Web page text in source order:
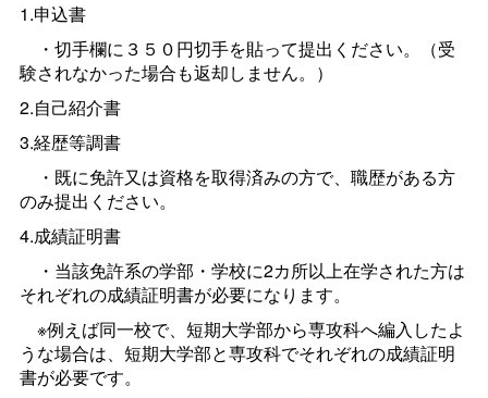
1.申込書
・切手欄に３５０円切手を貼って提出ください。（受
験されなかった場合も返却しません。）
2.自己紹介書
3.経歴等調書
・既に免許又は資格を取得済みの方で、職歴がある方
のみ提出ください。
4.成績証明書
・当該免許系の学部・学校に2カ所以上在学された方は
それぞれの成績証明書が必要になります。
※例えば同一校で、短期大学部から専攻科へ編入したよ
うな場合は、短期大学部と専攻科でそれぞれの成績証明
書が必要です。